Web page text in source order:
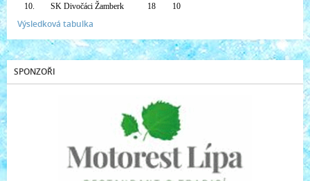
10.
SK Divočáci Žamberk 18 10
Výsledková tabulka
SPONZOŘI